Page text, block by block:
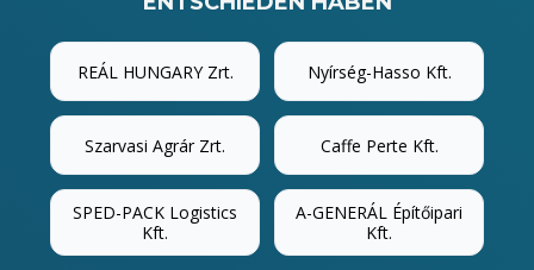
REÁL HUNGARY Zrt. Nyírség-Hasso Kft.
Szarvasi Agrár Zrt. Caffe Perte Kft.
SPED-PACK Logistics
Kft.
A-GENERÁL Építőipari
Kft.